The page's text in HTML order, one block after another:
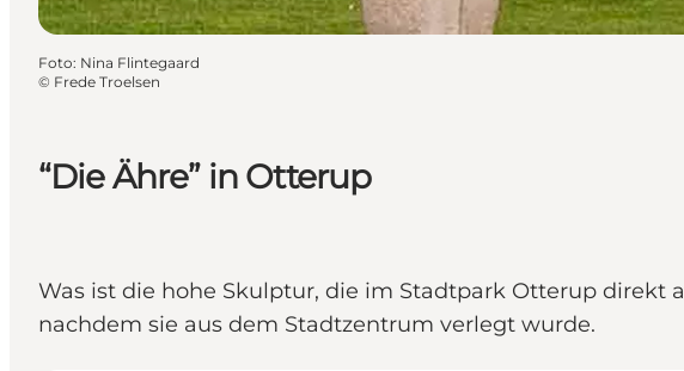
“Die Ähre” in Otterup
Was ist die hohe Skulptur, die im Stadtpark Otterup direkt
nachdem sie aus dem Stadtzentrum verlegt wurde.
Foto: Nina Flintegaard
© Frede Troelsen